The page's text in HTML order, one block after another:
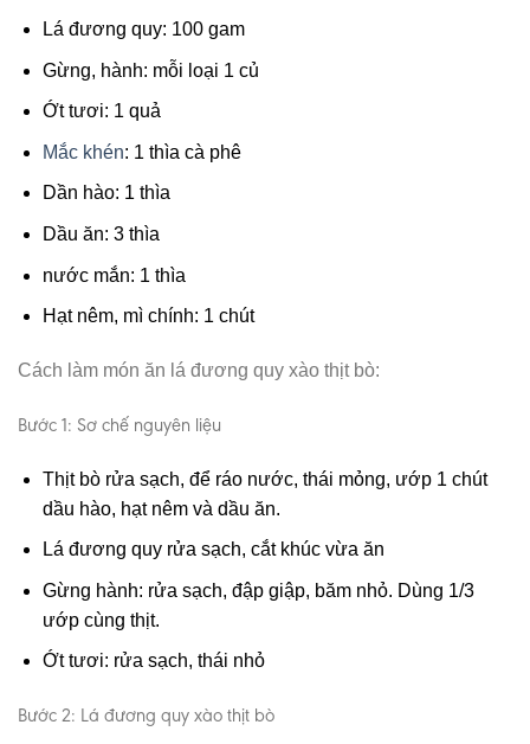
Lá đương quy: 100 gam
Gừng, hành: mỗi loại 1 củ
Ớt tươi: 1 quả
Mắc khén: 1 thìa cà phê
Dần hào: 1 thìa
Dầu ăn: 3 thìa
nước mắn: 1 thìa
Hạt nêm, mì chính: 1 chút
Cách làm món ăn lá đương quy xào thịt bò:
Bước 1: Sơ chế nguyên liệu
Thịt bò rửa sạch, để ráo nước, thái mỏng, ướp 1 chút
dầu hào, hạt nêm và dầu ăn.
Lá đương quy rửa sạch, cắt khúc vừa ăn
Gừng hành: rửa sạch, đập giập, băm nhỏ. Dùng 1/3
ướp cùng thịt.
Ớt tươi: rửa sạch, thái nhỏ
Bước 2: Lá đương quy xào thịt bò